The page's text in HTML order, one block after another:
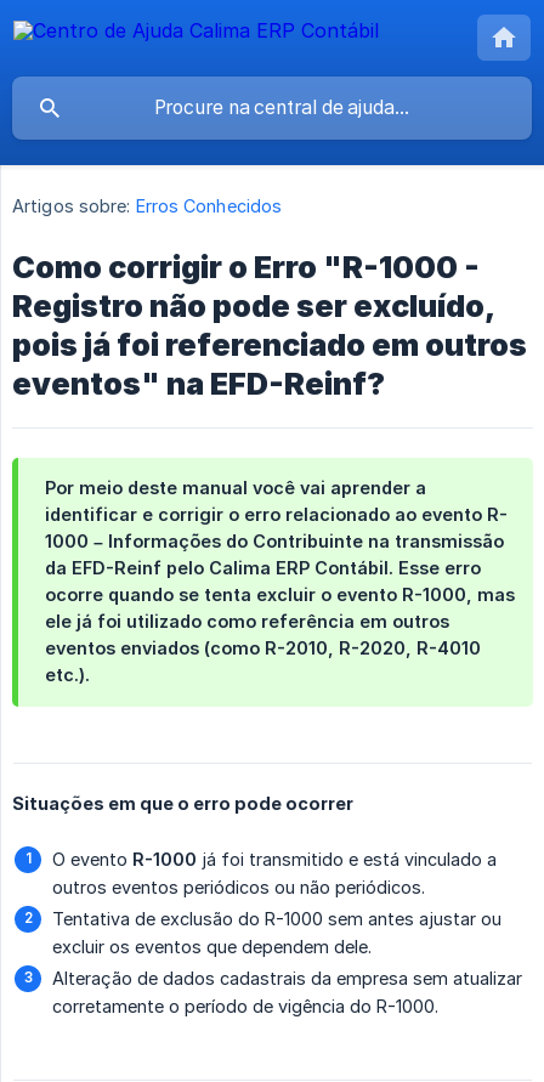
Artigos sobre: Erros Conhecidos
Como corrigir o Erro "R-1000 -
Registro não pode ser excluído,
pois já foi referenciado em outros
eventos" na EFD-Reinf?
Por meio deste manual você vai aprender a
identificar e corrigir o erro relacionado ao evento R-
1000 – Informações do Contribuinte na transmissão
da EFD-Reinf pelo Calima ERP Contábil. Esse erro
ocorre quando se tenta excluir o evento R-1000, mas
ele já foi utilizado como referência em outros
eventos enviados (como R-2010, R-2020, R-4010
etc.).
Situações em que o erro pode ocorrer
O evento R-1000 já foi transmitido e está vinculado a
outros eventos periódicos ou não periódicos.
Tentativa de exclusão do R-1000 sem antes ajustar ou
excluir os eventos que dependem dele.
Alteração de dados cadastrais da empresa sem atualizar
corretamente o período de vigência do R-1000.